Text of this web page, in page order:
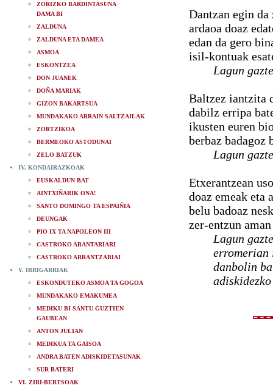
ZORIZKO BARDINTASUNA
DAMA BI
ZALDUNA
ZALDUNA ETA DAMEA
ASMOA
ESKONTZEA
DON JUANEK
DOÑA MARIAK
GIZON BAKARTSUA
MUNDAKAKO ARRAIN SALTZAILAK
ZORTZIKOA
BERMEOKO ASTODUNAI
ZELO BATZUK
IV. KONDAIRAZKOAK
EUSKALDUN BAT
AINTXIÑARIK ONA!
SANTO DOMINGO TA ESPAIÑIA
DEUNGAK
PIO IX TA NAPOLEON III
CASTROKO ABANTARIARI
CASTROKO ARRANTZARIAI
V. IRRIGARRIAK
ESKONDUTEKO ASMOA TA GOGOA
MUNDAKAKO EMAKUMEA
MEDIKU BI SANTU GUZTIEN
GAUBEAN
ANTON JULIAN
MEDIKUA TA GAISOA
ANDRA BATEN ADISKIDETASUNAK
SUR BATERI
VI. ZIRI-BERTSOAK
Dantzan egin
ardaoa doaz
edan da gero
isil-kontuak
Lagun
Baltzez iantzita
dabilz erripa
ikusten euren
berbaz badagoz
Lagun
Etxerantzean
doaz emeak eta
belu badoaz
zer-entzun
Lagun
danbolin